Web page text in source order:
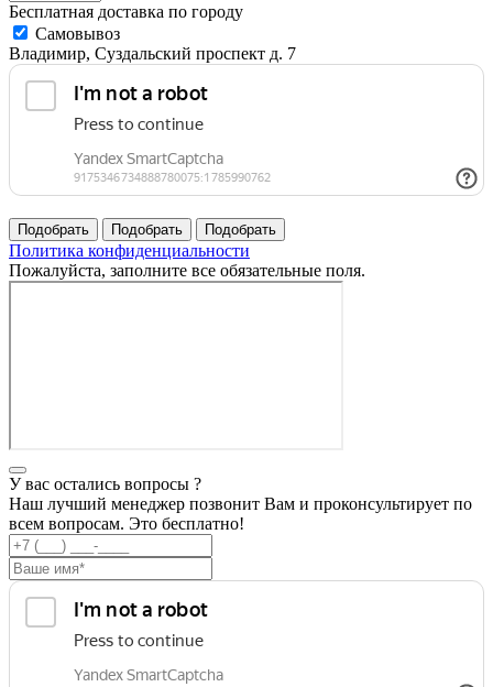
Бесплатная доставка по городу
Самовывоз
Владимир, Суздальский проспект д. 7
Политика конфиденциальности
Пожалуйста, заполните все обязательные поля.
У вас остались вопросы ?
Наш лучший менеджер позвонит Вам и проконсультирует по
всем вопросам. Это бесплатно!